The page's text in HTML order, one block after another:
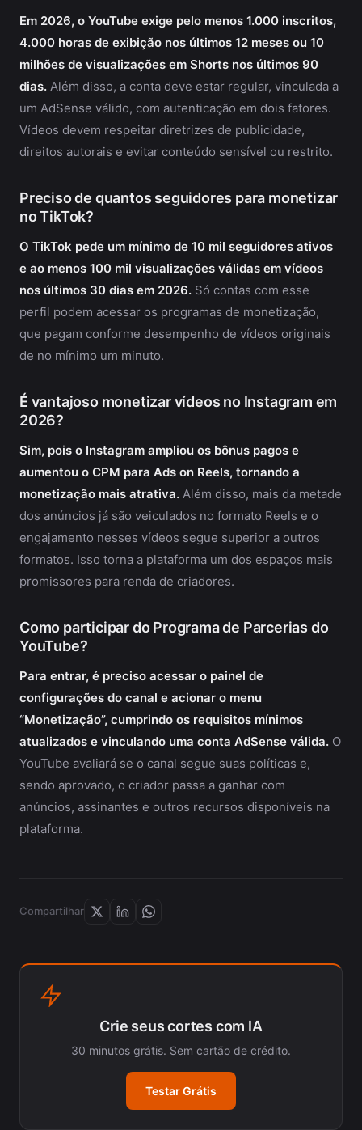
Em 2026, o YouTube exige pelo menos 1.000 inscritos,
4.000 horas de exibição nos últimos 12 meses ou 10
milhões de visualizações em Shorts nos últimos 90
dias. Além disso, a conta deve estar regular, vinculada a
um AdSense válido, com autenticação em dois fatores.
Vídeos devem respeitar diretrizes de publicidade,
direitos autorais e evitar conteúdo sensível ou restrito.
Preciso de quantos seguidores para monetizar
no TikTok?
O TikTok pede um mínimo de 10 mil seguidores ativos
e ao menos 100 mil visualizações válidas em vídeos
nos últimos 30 dias em 2026. Só contas com esse
perfil podem acessar os programas de monetização,
que pagam conforme desempenho de vídeos originais
de no mínimo um minuto.
É vantajoso monetizar vídeos no Instagram em
2026?
Sim, pois o Instagram ampliou os bônus pagos e
aumentou o CPM para Ads on Reels, tornando a
monetização mais atrativa. Além disso, mais da metade
dos anúncios já são veiculados no formato Reels e o
engajamento nesses vídeos segue superior a outros
formatos. Isso torna a plataforma um dos espaços mais
promissores para renda de criadores.
Como participar do Programa de Parcerias do
YouTube?
Para entrar, é preciso acessar o painel de
configurações do canal e acionar o menu
“Monetização”, cumprindo os requisitos mínimos
atualizados e vinculando uma conta AdSense válida. O
YouTube avaliará se o canal segue suas políticas e,
sendo aprovado, o criador passa a ganhar com
anúncios, assinantes e outros recursos disponíveis na
plataforma.
Compartilhar
Crie seus cortes com IA
30 minutos grátis. Sem cartão de crédito.
Testar Grátis